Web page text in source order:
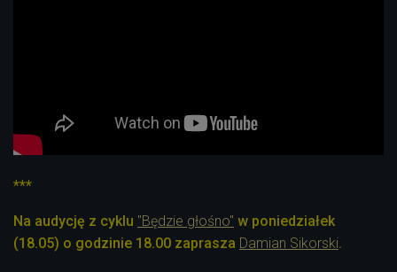
***
Na audycję z cyklu "Będzie głośno" w poniedziałek
(18.05) o godzinie 18.00 zaprasza Damian Sikorski.